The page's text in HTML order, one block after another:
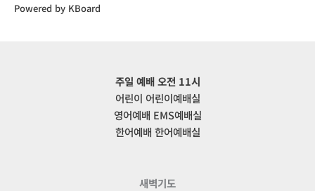
Powered by KBoard
주일 예배 오전 11시
어린이 어린이예배실
영어예배 EMS예배실
한어예배 한어예배실
새벽기도